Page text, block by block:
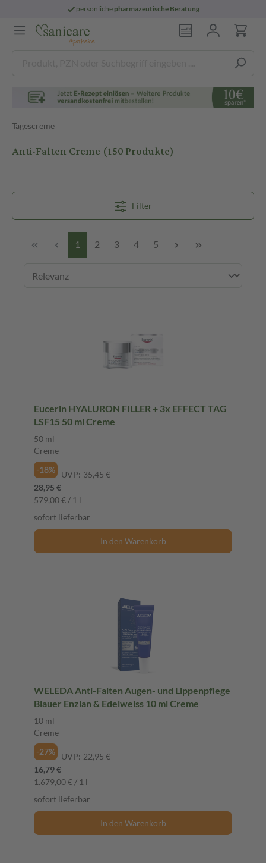
persönliche pharmazeutische Beratung
Tagescreme
Anti-Falten Creme (150 Produkte)
Filter
1 2 3 4 5
Eucerin HYALURON FILLER + 3x EFFECT TAG
LSF15 50 ml Creme
50 ml
Creme
-18%
UVP: 35,45 €
28,95 €
579,00 € / 1 l
sofort lieferbar
In den Warenkorb
WELEDA Anti-Falten Augen- und Lippenpflege
Blauer Enzian & Edelweiss 10 ml Creme
10 ml
Creme
-27%
UVP: 22,95 €
16,79 €
1.679,00 € / 1 l
sofort lieferbar
In den Warenkorb